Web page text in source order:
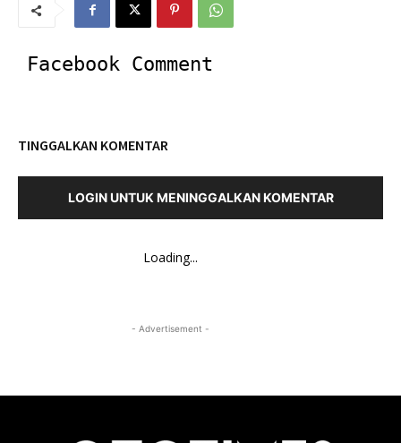
Facebook Comment
TINGGALKAN KOMENTAR
LOGIN UNTUK MENINGGALKAN KOMENTAR
Loading...
- Advertisement -